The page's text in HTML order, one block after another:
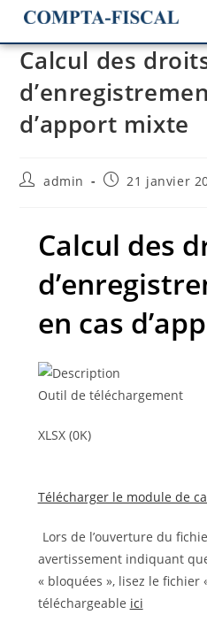
Calcul des
d’apport mixte
admin 21 janvier
Calcul des
en cas
Outil de téléchargement
XLSX (0K)
Télécharger le module de
Lors de l’ouverture du
avertissement indiquant
« bloquées », lisez le fichier
téléchargeable ici